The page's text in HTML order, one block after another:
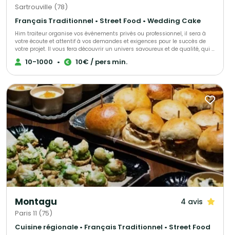
Sartrouville (78)
Français Traditionnel • Street Food • Wedding Cake
Him traiteur organise vos événements privés ou professionnel, il sera à
votre écoute et attentif à vos demandes et exigences pour le succès de
votre projet. Il vous fera découvrir un univers savoureux et de qualité, qui a
déjà trouvé satisfaction pour de nombreux clients.
10-1000 • 10€ / pers min.
Montagu 4 avis
Paris 11 (75)
Cuisine régionale • Français Traditionnel • Street Food